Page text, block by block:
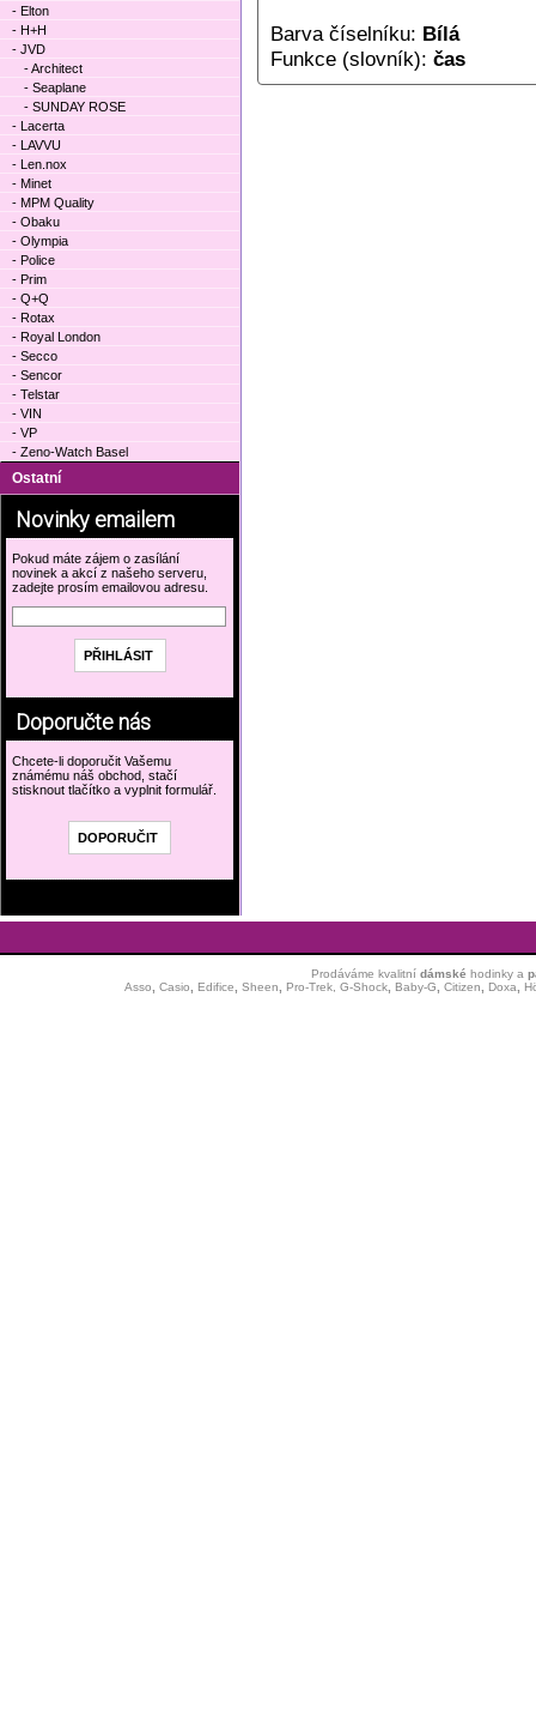
Barva číselníku: Bílá
Funkce (slovník): čas
- Elton
- H+H
- JVD
- Architect
- Seaplane
- SUNDAY ROSE
- Lacerta
- LAVVU
- Len.nox
- Minet
- MPM Quality
- Obaku
- Olympia
- Police
- Prim
- Q+Q
- Rotax
- Royal London
- Secco
- Sencor
- Telstar
- VIN
- VP
- Zeno-Watch Basel
Ostatní
Novinky emailem
Pokud máte zájem o zasílání
novinek a akcí z našeho serveru,
zadejte prosím emailovou adresu.
Doporučte nás
Chcete-li doporučit Vašemu
známému náš obchod, stačí
stisknout tlačítko a vyplnit formulář.
Prodáváme kvalitní dámské hodinkya
Asso
Casio Edifice Sheen Pro-Trek, G-Shock, Baby-G Citizen Doxa